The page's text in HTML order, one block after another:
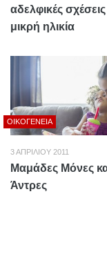
αδελφικές
μικρή ηλικία
ΟΙΚΟΓΈΝΕΙΑ
3 ΑΠΡΙΛΊΟΥ 2011
Μαμάδες Μόνες
Άντρες